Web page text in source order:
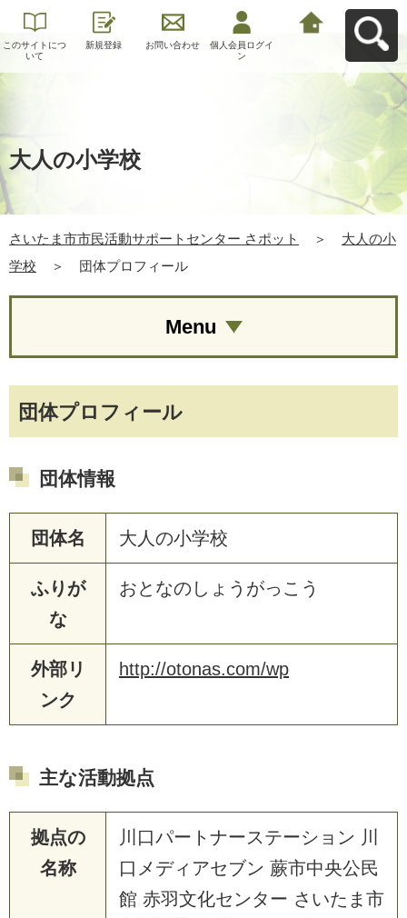
このサイトにつ
いて
新規登録 お問い合わせ
個人会員ログイ
ン
大人の小学校
さいたま市市民活動サポートセンター さポット ＞
大人の小
学校
＞ 団体プロフィール
団体プロフィール
団体情報
団体名 大人の小学校
ふりが
な
おとなのしょうがっこう
外部リ
ンク
http://otonas.com/wp
主な活動拠点
拠点の
名称
川口パートナーステーション 川
口メディアセブン 蕨市中央公民
館 赤羽文化センター さいたま市
Menu